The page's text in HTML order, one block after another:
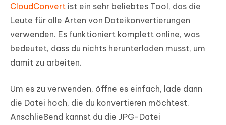
CloudConvert ist ein sehr beliebtes Tool, das die
Leute für alle Arten von Dateikonvertierungen
verwenden. Es funktioniert komplett online, was
bedeutet, dass du nichts herunterladen musst, um
damit zu arbeiten.
Um es zu verwenden, öffne es einfach, lade dann
die Datei hoch, die du konvertieren möchtest.
Anschließend kannst du die JPG-Datei